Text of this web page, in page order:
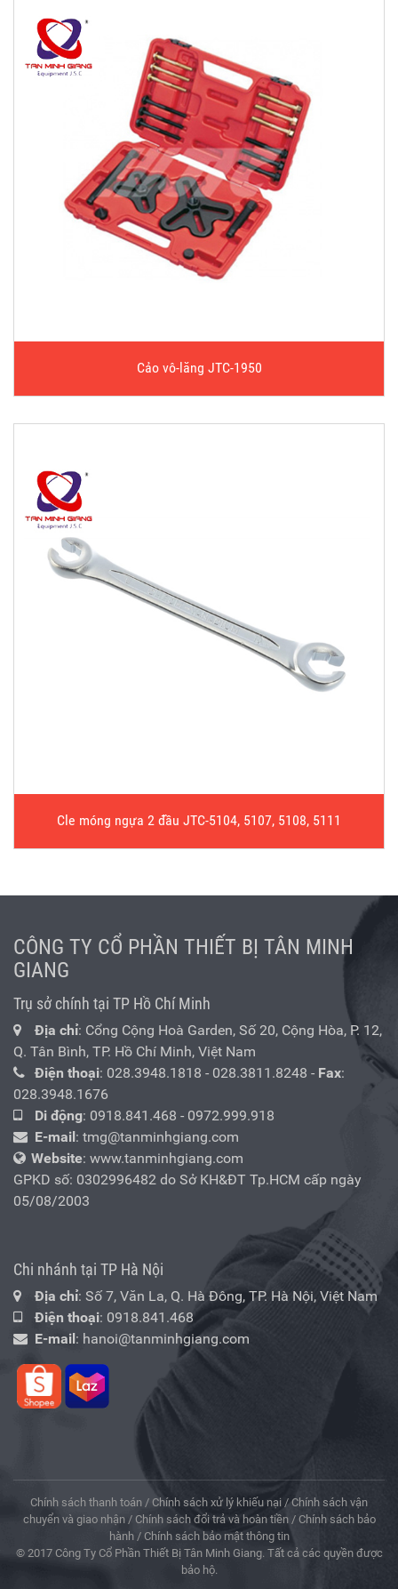
Cảo vô-lăng JTC-1950
Cle móng ngựa 2 đầu JTC-5104, 5107, 5108, 5111
CÔNG TY CỔ PHẦN THIẾT BỊ TÂN MINH
GIANG
Trụ sở chính tại TP Hồ Chí Minh
Địa chỉ: Cổng Cộng Hoà Garden, Số 20, Cộng Hòa, P. 12,
Q. Tân Bình, TP. Hồ Chí Minh, Việt Nam
Điện thoại: 028.3948.1818 - 028.3811.8248 - Fax:
028.3948.1676
Di động: 0918.841.468 - 0972.999.918
E-mail : tmg@tanminhgiang.com
Website: www.tanminhgiang.com
GPKD số: 0302996482 do Sở KH&ĐT Tp.HCM cấp ngày
05/08/2003
Chi nhánh tại TP Hà Nội
Địa chỉ: Số 7, Văn La, Q. Hà Đông, TP. Hà Nội, Việt Nam
Điện thoại: 0918.841.468
E-mail : hanoi@tanminhgiang.com
Chính sách thanh toán / Chính sách xử lý khiếu nại /Chính sách vận
chuyển và giao nhận/ Chính sách đổi trả và hoàn tiền/ Chính sách bảo
hành/ Chính sách bảo mật thông tin
© 2017 Công Ty Cổ Phần Thiết Bị Tân Minh Giang. Tất cả các quyền được
bảo hộ.